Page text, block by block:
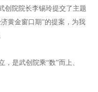
创院院长李锡玲提交了主题
黄金窗口期”的提案，为我
是武创院乘“数”而上、